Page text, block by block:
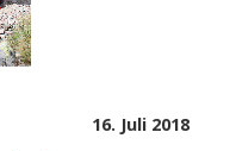
Veröffentlicht
16. Juli 2018